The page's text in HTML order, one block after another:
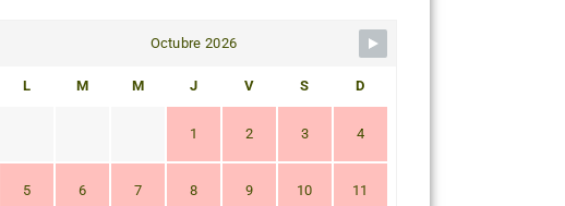
Octubre 2026
L M M J V S D
1 2 3 4
5 6 7 8 9 10 11